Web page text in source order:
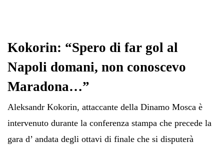
Kokorin: “Spero di far gol al
Napoli domani, non conoscevo
Maradona…”
Aleksandr Kokorin, attaccante della Dinamo Mosca è
intervenuto durante la conferenza stampa che precede la
gara d’ andata degli ottavi di finale che si disputerà